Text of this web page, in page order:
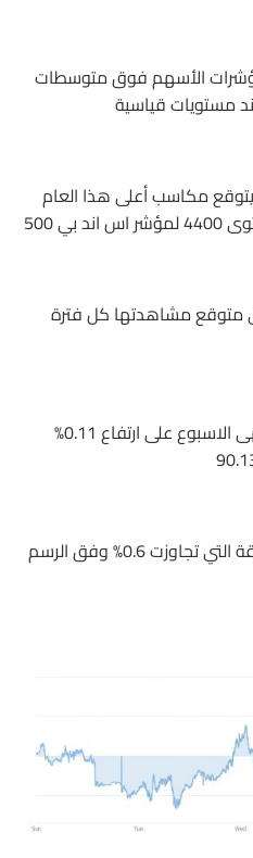
مؤشرات الأسهم فوق متوسطات
مكاسب أعلى هذا العام
500
متوقع مشاهدتها كل فترة
الكبرى انتهى الاسبوع على ارتفاع 0.11%
رغم تقليصه من مكاسبه السابقة التي تجاوزت 0.6% وفق الرسم